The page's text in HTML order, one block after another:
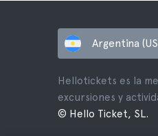
Argentina
Hellotickets es la
excursiones y
© Hello Ticket, SL.